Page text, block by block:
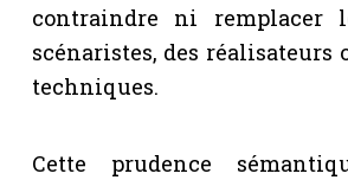
contraindre ni remplacer
scénaristes, des réalisateurs
techniques.
Cette prudence